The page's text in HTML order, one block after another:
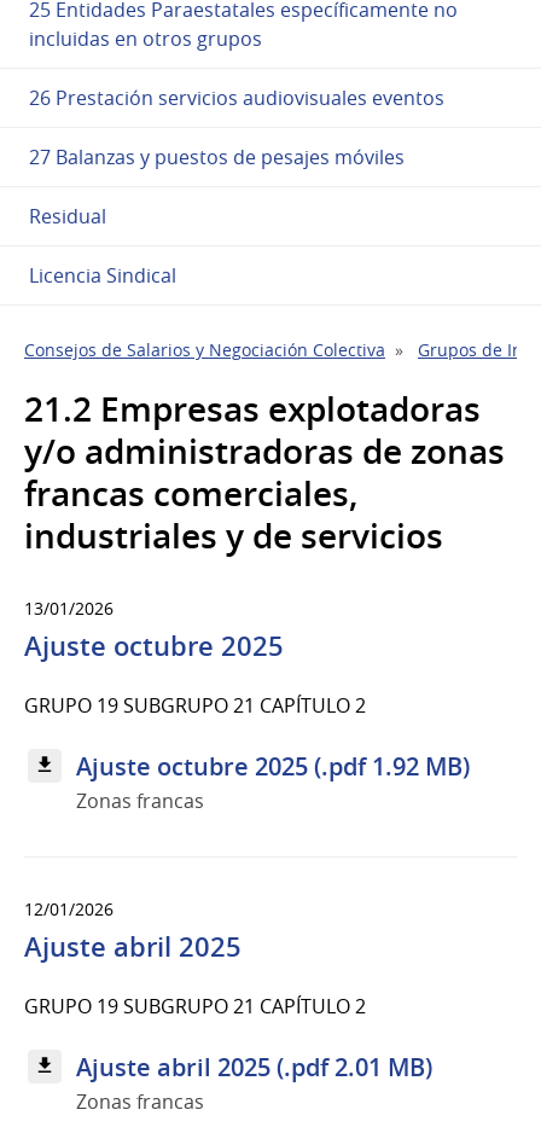
25 Entidades Paraestatales específicamente no
incluidas en otros grupos
26 Prestación servicios audiovisuales eventos
27 Balanzas y puestos de pesajes móviles
Residual
Licencia Sindical
Consejos de Salarios y Negociación Colectiva Grupos de
21.2 Empresas explotadoras
y/o administradoras de zonas
francas comerciales,
industriales y de servicios
13/01/2026
Ajuste octubre 2025
GRUPO 19 SUBGRUPO 21 CAPÍTULO 2
Ajuste octubre 2025 (.pdf 1.92 MB)
Zonas francas
12/01/2026
Ajuste abril 2025
GRUPO 19 SUBGRUPO 21 CAPÍTULO 2
Ajuste abril 2025 (.pdf 2.01 MB)
Zonas francas